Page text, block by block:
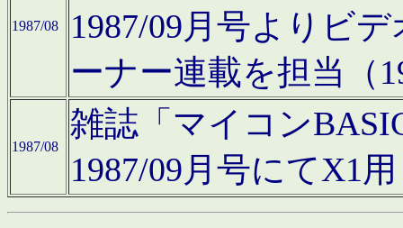
1987/08
1987/09月号よりビ
ーナー連載を担当（
1987/08
雑誌「マイコン
1987/09月号にてX1